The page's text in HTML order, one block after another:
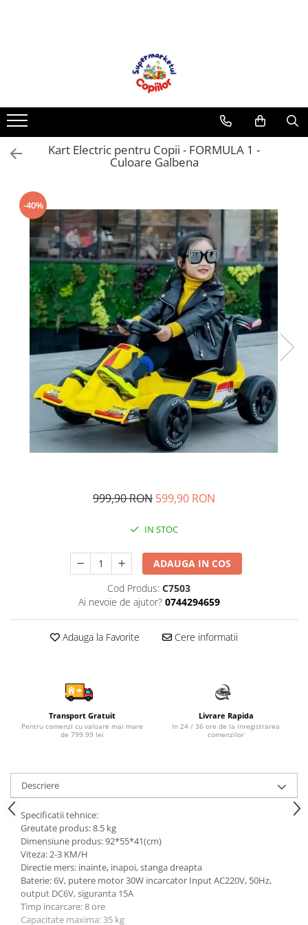
Accesorii pentru petrecere
Baloane
Mobila gradina & terasa
Gaming, Carti & Birotica
Carti pentru copii
Activitati extracurriculare
Povesti pentru copii
Carti de Povesti pentru Copii
Rechizite si papetarie pentru copii
Creioane colorate si carioci
Ghiozdane si genti
Harti de perete si globuri
pamantesti
Plastilina
Librarie online
Fictiune
Manuale si auxiliare scolare
Birotica & Papetarie
Jucarii, Copii & Bebe
Aspiratoare nazale si accesorii
Cadite bebe si accesorii baie
Creme si lotiuni de corp copii
Sampon si balsam copii
Tampoane pentru San
Set Ingrijire Bebelusi
Arme de jucarie
Ateliere si bancuri de lucru
Carucioare papusi si accesorii
Casute de papusi si mobilier
Cuburi si caramizi
Elicoptere, avioane si nave de
jucarie
Figurine
Frumusete, bijuterii si accesorii
fetite
Kart Electric pentru Copii - FORMULA 1 -
Culoare Galbena
-40%
999,90 RON 599,90 RON
IN STOC
ADAUGA IN COS
Cod Produs: C7503
Ai nevoie de ajutor? 0744294659
Adauga la Favorite Cere informatii
Transport Gratuit
Pentru comenzi cu valoare mai mare
de 799.99 lei
Livrare Rapida
In 24 / 36 ore de la inregistrarea
comenzilor
Descriere
Specificatii tehnice:
Greutate produs: 8.5 kg
Dimensiune produs: 92*55*41(cm)
Viteza: 2-3 KM/H
Directie mers: inainte, inapoi, stanga dreapta
Baterie: 6V, putere motor 30W incarcator Input AC220V, 50Hz,
output DC6V, siguranta 15A
Timp incarcare: 8 ore
Capacitate maxima: 35 kg